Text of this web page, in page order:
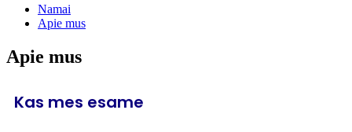
Namai
Apie mus
Apie mus
Kas mes esame